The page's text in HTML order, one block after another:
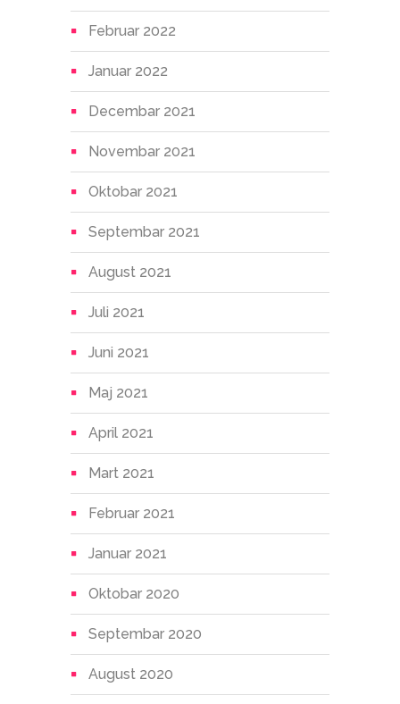
Februar 2022
Januar 2022
Decembar 2021
Novembar 2021
Oktobar 2021
Septembar 2021
August 2021
Juli 2021
Juni 2021
Maj 2021
April 2021
Mart 2021
Februar 2021
Januar 2021
Oktobar 2020
Septembar 2020
August 2020